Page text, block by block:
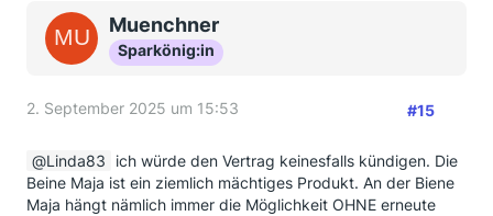
Muenchner
Sparkönig:in
2. September 2025 um 15:53 #15
Linda83
ich würde den Vertrag keinesfalls kündigen. Die
Beine Maja ist ein ziemlich mächtiges Produkt. An der Biene
Maja hängt nämlich immer die Möglichkeit OHNE erneute